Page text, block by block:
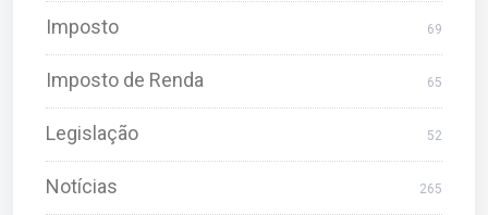
Imposto 69
Imposto de Renda 65
Legislação 52
Notícias 265